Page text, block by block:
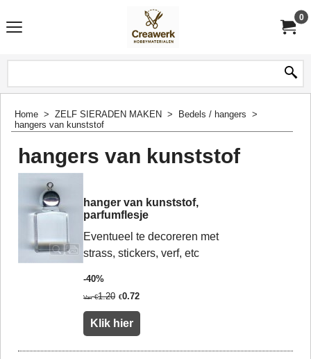
0
Home > ZELF SIERADEN MAKEN > Bedels / hangers >
hangers van kunststof
hangers van kunststof
hanger van kunststof,
parfumflesje
Eventueel te decoreren met
strass, stickers, verf, etc
-40%
Van €1.20 €0.72
Klik hier